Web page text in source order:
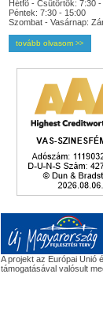
Hétfõ - Csütörtök: 7:30 -
Péntek: 7:30 - 15:00
Szombat - Vasárnap:
tovább olvasom >>
A projekt az Európai Unió
támogatásával valósult